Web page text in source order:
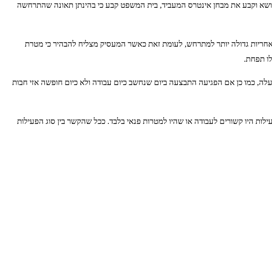
וקבע את מבחן אינטרס המעביד, בית המשפט קבע כי בהינתן תאונה שהתרחשה
גדולה יותר למתרחש, לעומת זאת כאשר המעסיק מצליח להבהיר כי מטרת
תפחת.
כמו כן אם הפגיעה התבצעה ביום שנחשב כיום עבודה ולא כיום חופשה אזי חבות
היו קשורים לעבודה או שהיו למטרות פנאי בלבד. ככל שהקשר בין סוג הפעילות